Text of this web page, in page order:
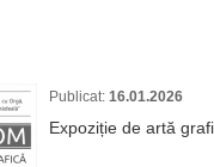
Publicat: 16.01.2026
Expoziție de artă